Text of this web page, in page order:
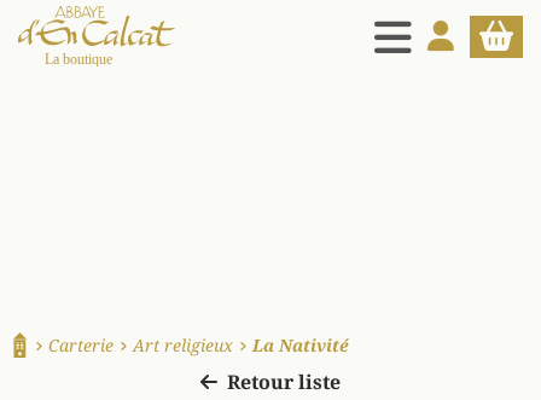
MENU
MON PANIER
Carterie Art religieux La Nativité
Retour liste